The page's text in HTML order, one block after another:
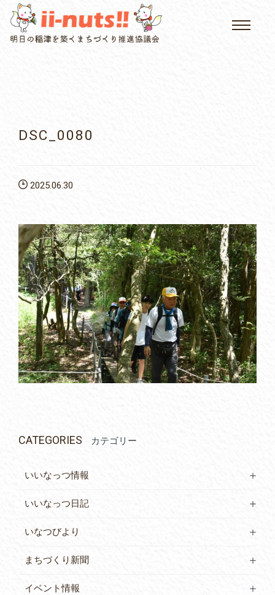
HOME
屏風山ご案内
アクセス
DSC_0080
2025.06.30
CATEGORIES カテゴリー
いいなっつ情報
いいなっつ日記
いなつびより
まちづくり新聞
イベント情報